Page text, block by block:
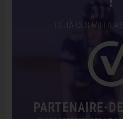
DÉJÀ DES
PARTENAIRE-